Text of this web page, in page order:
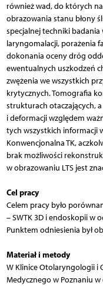
również wad, do których
obrazowania stanu błony
specjalnej techniki
laryngomalacji, porażenia
dokonania oceny dróg
ewentualnych uszkodzeń
zwężenia we wszystkich
krytycznych. Tomografia
strukturach otaczających,
i deformacji względem
tych wszystkich informacji
Konwencjonalna TK,
brak możliwości
w obrazowaniu LTS jest
Cel pracy
Celem pracy było
– SWTK 3D i endoskopii w
Punktem odniesienia był
Materiał i metody
W Klinice Otolaryngologii i
Medycznego w Poznaniu w